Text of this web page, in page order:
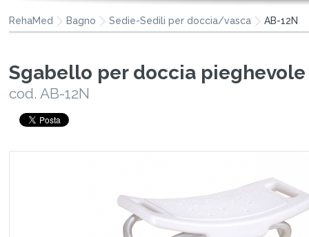
RehaMed Bagno Sedie-Sedili per doccia/vasca AB-12N
Sgabello per doccia pieghevole
cod. AB-12N